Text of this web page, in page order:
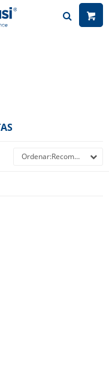
Recomendados